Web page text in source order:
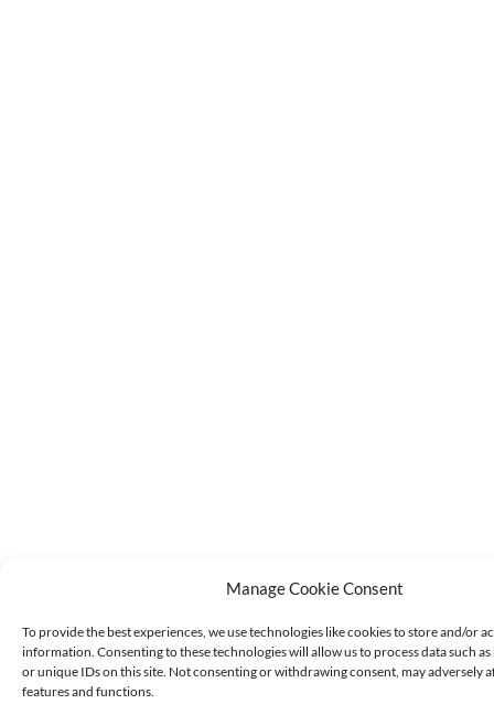
Manage Cookie Consent
To provide the best experiences, we use technologies like cookies to store and/or
information. Consenting to these technologies will allow us to process data such
or unique IDs on this site. Not consenting or withdrawing consent, may adversely
features and functions.